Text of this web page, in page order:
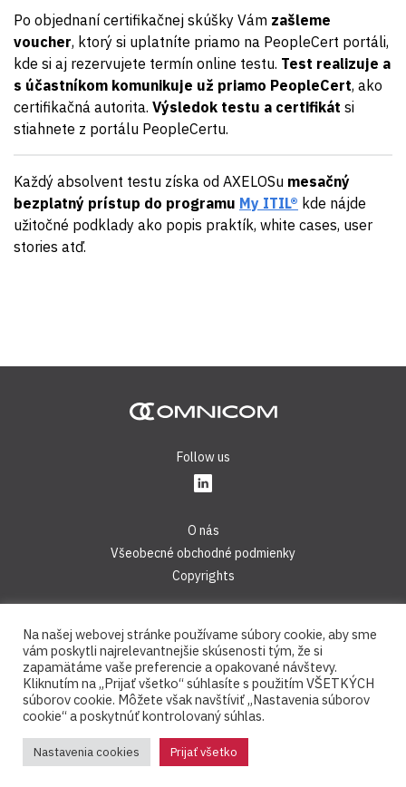
Po objednaní certifikačnej skúšky Vám zašleme
voucher, ktorý si uplatníte priamo na PeopleCert portáli,
kde si aj rezervujete termín online testu. Test realizuje a
s účastníkom komunikuje už priamo PeopleCert, ako
certifikačná autorita. Výsledok testu a certifikát si
stiahnete z portálu PeopleCertu.
Každý absolvent testu získa od AXELOSu mesačný
bezplatný prístup do programu My ITIL® kde nájde
užitočné podklady ako popis praktík, white cases, user
stories atď.
Follow us
O nás
Všeobecné obchodné podmienky
Copyrights
Tel.:+421 2 44 45 28 40
E-mail:info@omnicom.digital
OMNICOM® je registrovaná ochranná známka © 2008-2026,
Na našej webovej stránke používame súbory cookie, aby sme
vám poskytli najrelevantnejšie skúsenosti tým, že si
zapamätáme vaše preferencie a opakované návštevy.
Kliknutím na „Prijať všetko“ súhlasíte s použitím VŠETKÝCH
súborov cookie. Môžete však navštíviť „Nastavenia súborov
cookie“ a poskytnúť kontrolovaný súhlas.
Nastavenia cookies Prijať všetko